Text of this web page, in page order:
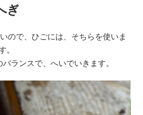
ぎ
ので、ひごには、そちらを使いま
。
ランスで、へいでいきます。